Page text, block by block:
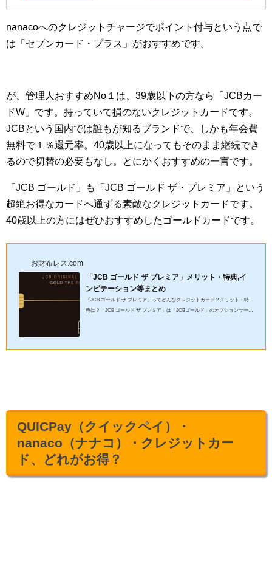
nanacoへのクレジットチャージでポイント付与という点で
は「セブンカード・プラス」がおすすめです。
が、管理人おすすめNo１は、39歳以下の方なら「JCBカー
ドW」です。持っていて損のないクレジットカードです。
JCBという国内では誰もが知るブランドで、しかも年会費
無料で１％還元率。40歳以上になってもそのまま継続でき
るので切替の必要もなし。とにかくおすすめの一言です。
「JCB ゴールド」も「JCB ゴールド ザ・プレミア」という
超絶お得なカードへ通ずる素敵なクレジットカードです。
40歳以上の方にはぜひおすすめしたゴールドカードです。
お財布レス.com
「JCB ゴールド ザ プレミア」メリット・特典,イ
ンビテーション等まとめ
「JCB ゴールド ザ プレミア」ってどんなクレジットカード？メリット・特
典は？「JCB ゴールド ザ プレミア」は「JCBゴールド」のオプションサービ
QUICPay（クイックペイ）・
nanaco（ナナコ）・クレジットカー
ド、どれがお得？